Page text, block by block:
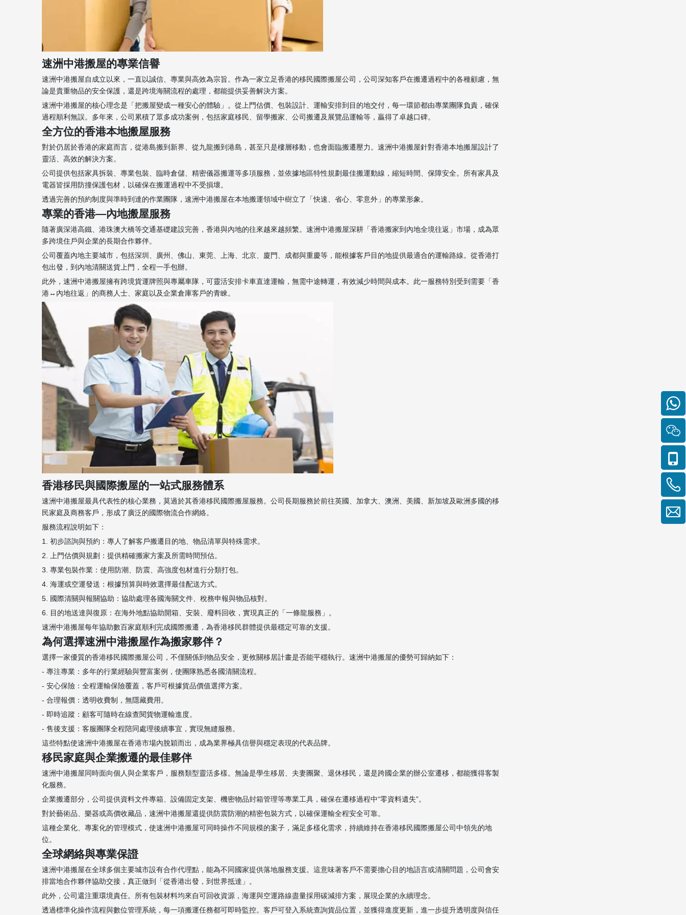
速洲中港搬屋的專業信譽
速洲中港搬屋自成立以來，一直以誠信、專業與高效為宗旨。作為一家立足香港的移民國際搬屋公司，公司深知客戶在搬遷過程中的各種顧慮，無
論是貴重物品的安全保護，還是跨境海關流程的處理，都能提供妥善解決方案。
速洲中港搬屋的核心理念是「把搬屋變成一種安心的體驗」。從上門估價、包裝設計、運輸安排到目的地交付，每一環節都由專業團隊負責，確保
過程順利無誤。多年來，公司累積了眾多成功案例，包括家庭移民、留學搬家、公司搬遷及展覽品運輸等，贏得了卓越口碑。
全方位的香港本地搬屋服務
對於仍居於香港的家庭而言，從港島搬到新界、從九龍搬到港島，甚至只是樓層移動，也會面臨搬遷壓力。速洲中港搬屋針對香港本地搬屋設計了
靈活、高效的解決方案。
公司提供包括家具拆裝、專業包裝、臨時倉儲、精密儀器搬運等多項服務，並依據地區特性規劃最佳搬運動線，縮短時間、保障安全。所有家具及
電器皆採用防撞保護包材，以確保在搬運過程中不受損壞。
透過完善的預約制度與準時到達的作業團隊，速洲中港搬屋在本地搬運領域中樹立了「快速、省心、零意外」的專業形象。
專業的香港—內地搬屋服務
隨著廣深港高鐵、港珠澳大橋等交通基礎建設完善，香港與內地的往來越來越頻繁。速洲中港搬屋深耕「香港搬家到內地全境往返」市場，成為眾
多跨境住戶與企業的長期合作夥伴。
公司覆蓋內地主要城市，包括深圳、廣州、佛山、東莞、上海、北京、廈門、成都與重慶等，能根據客戶目的地提供最適合的運輸路線。從香港打
包出發，到內地清關送貨上門，全程一手包辦。
此外，速洲中港搬屋擁有跨境貨運牌照與專屬車隊，可靈活安排卡車直達運輸，無需中途轉運，有效減少時間與成本。此一服務特別受到需要「香
港↔內地往返」的商務人士、家庭以及企業倉庫客戶的青睞。
香港移民與國際搬屋的一站式服務體系
速洲中港搬屋最具代表性的核心業務，莫過於其香港移民國際搬屋服務。公司長期服務於前往英國、加拿大、澳洲、美國、新加坡及歐洲多國的移
民家庭及商務客戶，形成了廣泛的國際物流合作網絡。
服務流程說明如下：
1. 初步諮詢與預約：專人了解客戶搬遷目的地、物品清單與特殊需求。
2. 上門估價與規劃：提供精確搬家方案及所需時間預估。
3. 專業包裝作業：使用防潮、防震、高強度包材進行分類打包。
4. 海運或空運發送：根據預算與時效選擇最佳配送方式。
5. 國際清關與報關協助：協助處理各國海關文件、稅務申報與物品核對。
6. 目的地送達與復原：在海外地點協助開箱、安裝、廢料回收，實現真正的「一條龍服務」。
速洲中港搬屋每年協助數百家庭順利完成國際搬遷，為香港移民群體提供最穩定可靠的支援。
為何選擇速洲中港搬屋作為搬家夥伴？
選擇一家優質的香港移民國際搬屋公司，不僅關係到物品安全，更攸關移居計畫是否能平穩執行。速洲中港搬屋的優勢可歸納如下：
- 專注專業：多年的行業經驗與豐富案例，使團隊熟悉各國清關流程。
- 安心保險：全程運輸保險覆蓋，客戶可根據貨品價值選擇方案。
- 合理報價：透明收費制，無隱藏費用。
- 即時追蹤：顧客可隨時在線查閱貨物運輸進度。
- 售後支援：客服團隊全程陪同處理後續事宜，實現無縫服務。
這些特點使速洲中港搬屋在香港市場內脫穎而出，成為業界極具信譽與穩定表現的代表品牌。
移民家庭與企業搬遷的最佳夥伴
速洲中港搬屋同時面向個人與企業客戶，服務類型靈活多樣。無論是學生移居、夫妻團聚、退休移民，還是跨國企業的辦公室遷移，都能獲得客製
化服務。
企業搬遷部分，公司提供資料文件專箱、設備固定支架、機密物品封箱管理等專業工具，確保在遷移過程中“零資料遺失”。
對於藝術品、樂器或高價收藏品，速洲中港搬屋還提供防震防潮的精密包裝方式，以確保運輸全程安全可靠。
這種企業化、專案化的管理模式，使速洲中港搬屋可同時操作不同規模的案子，滿足多樣化需求，持續維持在香港移民國際搬屋公司中領先的地
位。
全球網絡與專業保證
速洲中港搬屋在全球多個主要城市設有合作代理點，能為不同國家提供落地服務支援。這意味著客戶不需要擔心目的地語言或清關問題，公司會安
排當地合作夥伴協助交接，真正做到「從香港出發，到世界抵達」。
此外，公司還注重環境責任。所有包裝材料均來自可回收資源，海運與空運路線盡量採用碳減排方案，展現企業的永續理念。
透過標準化操作流程與數位管理系統，每一項搬運任務都可即時監控。客戶可登入系統查詢貨品位置，並獲得進度更新，進一步提升透明度與信任